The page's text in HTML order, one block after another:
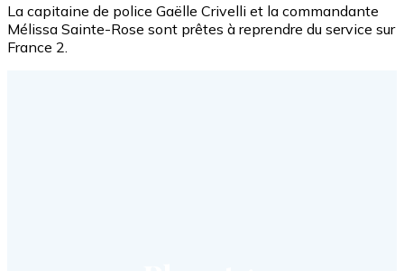
La capitaine de police Gaëlle Crivelli et la commandante
Mélissa Sainte-Rose sont prêtes à reprendre du service sur
France 2.